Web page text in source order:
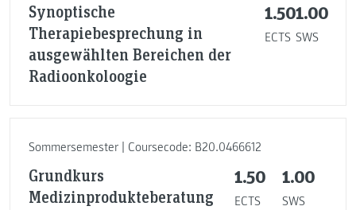
Synoptische
Therapiebesprechung in
ausgewählten Bereichen der
Radioonkoloogie
1.50
ECTS
1.00
SWS
Sommersemester | Coursecode: B20.0466612
Grundkurs
Medizinprodukteberatung
1.50
ECTS
1.00
SWS